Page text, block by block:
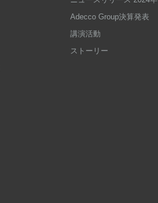
Adecco Group決算発表
講演活動
ストーリー